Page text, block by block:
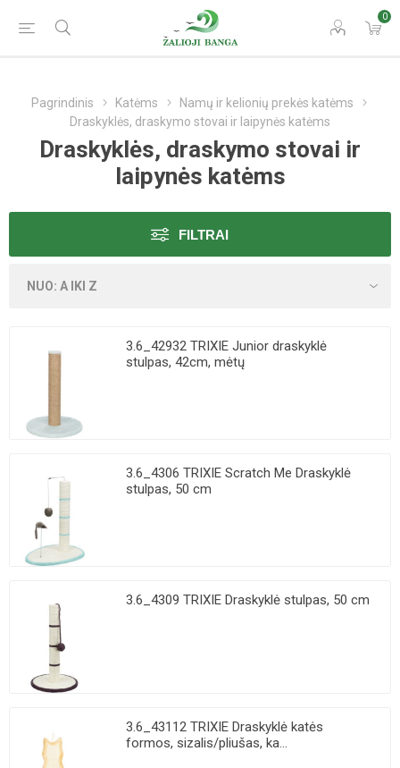
0
Pagrindinis Katėms
Namų ir kelionių prekės katėms
Draskyklės, draskymo stovai ir laipynės katėms
Draskyklės, draskymo stovai ir
laipynės katėms
FILTRAI
3.6_42932 TRIXIE Junior draskyklė
stulpas, 42cm, mėtų
3.6_4306 TRIXIE Scratch Me Draskyklė
stulpas, 50 cm
3.6_4309 TRIXIE Draskyklė stulpas, 50 cm
3.6_43112 TRIXIE Draskyklė katės
formos, sizalis/pliušas, ka...